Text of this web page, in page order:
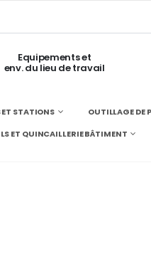
Equipements et
env. du lieu de travail
STATIONS OUTILLAGE DE
ET QUINCAILLERIE BÂTIMENT